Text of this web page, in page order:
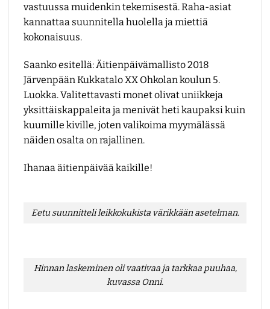
vastuussa muidenkin tekemisestä. Raha-asiat
kannattaa suunnitella huolella ja miettiä
kokonaisuus.
Saanko esitellä: Äitienpäivämallisto 2018
Järvenpään Kukkatalo XX Ohkolan koulun 5.
Luokka. Valitettavasti monet olivat uniikkeja
yksittäiskappaleita ja menivät heti kaupaksi kuin
kuumille kiville, joten valikoima myymälässä
näiden osalta on rajallinen.
Ihanaa äitienpäivää kaikille!
Eetu suunnitteli leikkokukista värikkään asetelman.
Hinnan laskeminen oli vaativaa ja tarkkaa puuhaa,
kuvassa Onni.